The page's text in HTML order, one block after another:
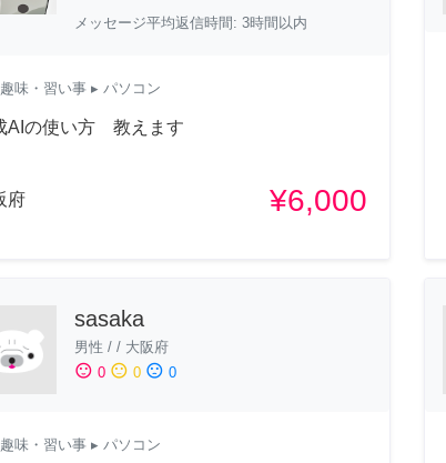
メッセージ平均返信時間: 3時間以内
趣味・習い事 ▸ パソコン
AIの使い方 教えます
府 ¥6,000
sasaka
男性 / / 大阪府
sentiment_satisfied 0 sentiment_neutral 0 sentiment_dissatisfied 0
趣味・習い事 ▸ パソコン